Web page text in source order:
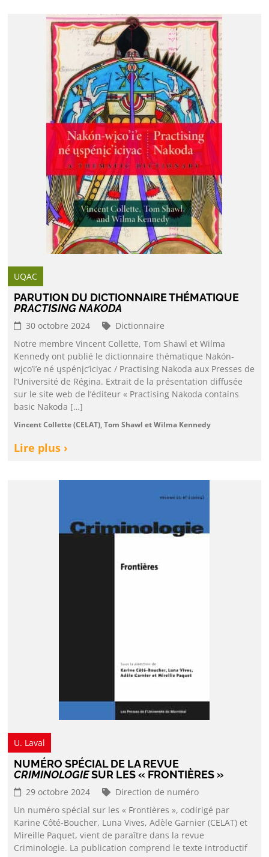
UQAC
PARUTION DU DICTIONNAIRE THÉMATIQUE
PRACTISING NAKODA
30 octobre 2024
Dictionnaire
Notre membre Vincent Collette, Tom Shawl et Wilma
Kennedy ont publié le dictionnaire thématique Nakón-
wįco’i’e né ųspénįc’iciyac / Practising Nakoda aux Presses de
l’Université de Régina. Extrait de la présentation diffusée
sur le site web de l’éditeur « Practising Nakoda contains
basic Nakoda […]
Vincent Collette (CELAT), Tom Shawl et Wilma Kennedy
Lire plus ›
U. Laval
NUMÉRO SPÉCIAL DE LA REVUE
CRIMINOLOGIESUR LES « FRONTIÈRES »
29 octobre 2024
Direction de numéro
Un numéro spécial sur les « Frontières », codirigé par
Karine Côté-Boucher, Luna Vives, Adèle Garnier (CELAT) et
Mireille Paquet, vient de paraître dans la revue
Criminologie. La publication comprend le texte introductif